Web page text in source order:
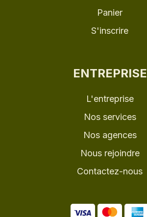
Panier
S'inscrire
ENTREPRISE
L'entreprise
Nos services
Nos agences
Nous rejoindre
Contactez-nous